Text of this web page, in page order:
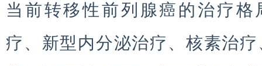
当前转移性前列腺癌的治疗
疗、新型内分泌治疗、核素治